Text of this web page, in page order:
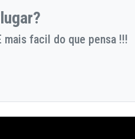
facil do que pensa !!!